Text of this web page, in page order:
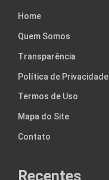
Home
Quem Somos
Transparência
Política de Privacidade
Termos de Uso
Mapa do Site
Contato
Recentes